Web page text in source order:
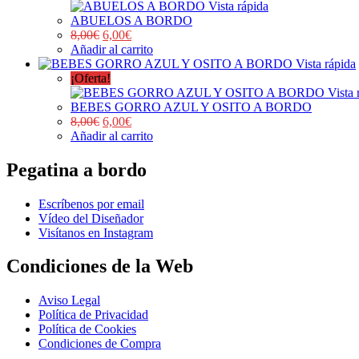
Vista rápida
ABUELOS A BORDO
8,00€ 6,00€
Añadir al carrito
Vista rápida
¡Oferta!
Vista
BEBES GORRO AZUL Y OSITO A BORDO
8,00€ 6,00€
Añadir al carrito
Pegatina a bordo
Escríbenos por email
Vídeo del Diseñador
Visítanos en Instagram
Condiciones de la Web
Aviso Legal
Política de Privacidad
Política de Cookies
Condiciones de Compra